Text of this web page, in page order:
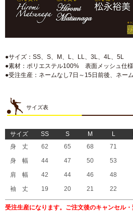
●サイズ：SS、S、M、L、LL、3L、4L、5L
●素材：ポリエステル100% 表面メッシュ仕
●受注生産：ネームなし7日～15日前後、ネー
サイズ表
サイズ SS S M L
身 丈
62 65 68 71
身 幅
44 47 50 53
肩 幅
42 44 46 48
袖 丈
19 20 21 22
受注生産になります。ご注文後のキャンセル・